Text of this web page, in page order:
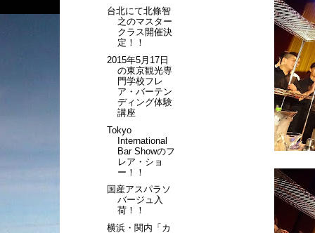
台北にて北條智
之のマスター
クラス開催決
定！！
2015年5月17日
の東京観光専
門学校フレ
ア・バーテン
ディング体験
講座
Tokyo
International
Bar Showのフ
レア・ショ
ー！！
国産アスパラソ
バージュ入
荷！！
横浜・関内「カ